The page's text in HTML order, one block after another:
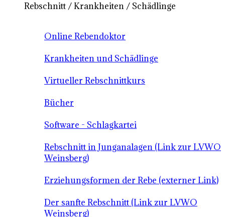
Rebschnitt / Krankheiten / Schädlinge
Online Rebendoktor
Krankheiten und Schädlinge
Virtueller Rebschnittkurs
Bücher
Software - Schlagkartei
Rebschnitt in Junganalagen (Link zur LVWO
Weinsberg)
Erziehungsformen der Rebe (externer Link)
Der sanfte Rebschnitt (Link zur LVWO
Weinsberg)